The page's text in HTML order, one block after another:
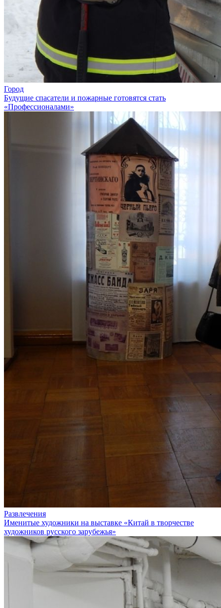
Город
Будущие спасатели и пожарные готовятся стать
«Профессионалами»
Развлечения
Именитые художники на выставке «Китай в творчестве
художников русского зарубежья»